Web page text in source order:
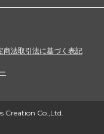
商法取引法に基づく表記
Creation Co.,Ltd.